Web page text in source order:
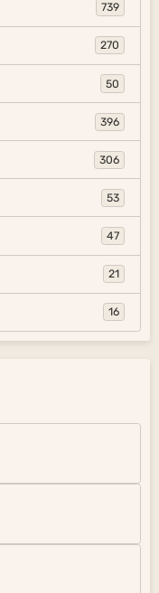
739
270
50
396
306
53
47
21
16